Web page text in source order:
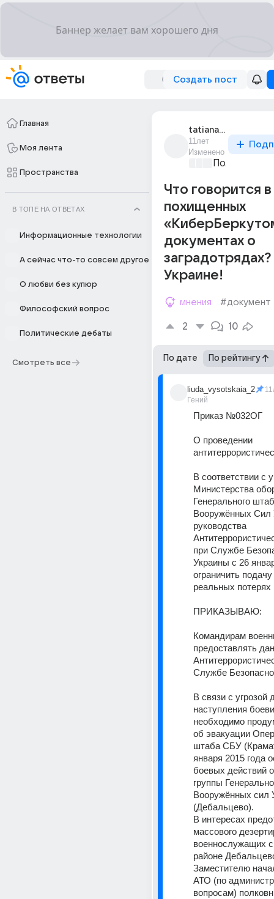
Создать пост
Главная
Моя лента
Пространства
В ТОПЕ НА ОТВЕТАХ
Информационные технологии
А сейчас что-то совсем другое
О любви без купюр
Философский вопрос
Политические дебаты
Смотреть все
tatiana_vedenina_9
11лет
Изменено
Что говорится в
похищенных
документах о
Украине!
мнения #документ
2 10
По дате По рейтингу
liuda_vysotskaia_2
Гений
Приказ №032ОГ
О проведении
В соответствии с
Министерства
Генерального
Вооружённых Сил
руководства
при Службе
Украины с 26
ограничить
реальных
ПРИКАЗЫВАЮ:
Командирам
предоставлять
Службе
В связи с угрозой
наступления
необходимо
об эвакуации
штаба СБУ
января 2015 года
боевых действий
группы
Вооружённых сил
(Дебальцево).
В интересах
массового
военнослужащих
районе
Заместителю
АТО (по
вопросам)